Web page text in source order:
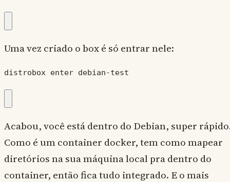
Uma vez criado o box é só entrar nele:
distrobox enter debian-test
Acabou, você está dentro do Debian, super
Como é um container docker, tem como mapear
diretórios na sua máquina local pra dentro do
container, então fica tudo integrado. E o mais